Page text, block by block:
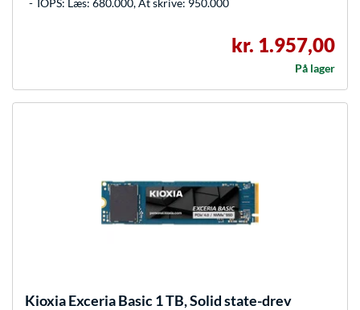
kr. 1.957,00
På lager
KioxiaExceria Basic 1 TB, Solid state-drev